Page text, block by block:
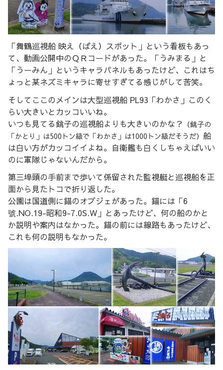
「舞鶴巡視船 映え（ばえ）スポット」という看板もあっ
て、動画公開中のＱＲコードがあった。「うみまる」と
「うーみん」というキャラパネルもあったけど、これはち
ょっと某ネズミキャラに寄せすぎてる感じがして苦笑。
そしてここのメインは大型巡視船 PL93「わかさ」このく
らい大きいとカッコいいね。
いつも見てる銚子の巡視船よりも大きいのかな？ （銚子の
「かとり」は500トン級で「わかさ」は1000トン級だそうだ） 船
は白い方がカッコイイよね。自衛艦も白くしちゃえばいい
のに軍隊じゃないんだから。
第三埠頭の手前まで歩いて係留された監視艇と巡視船を正
面から見たトコで折り返した。
公園は国道側に錨のオブジェがあった。錨には「6
號.NO.19-昭和9-7.0S.W」とあったけど、何の船のかと
か説明や案内はなかった。錨の前には線路もあったけど、
これも何の説明もなかった。